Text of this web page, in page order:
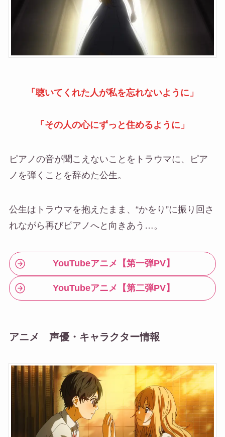
「聴いてくれた人が私を忘れないように」
「その人の心にずっと住めるように」
ピアノの音が聞こえないことをトラウマに、ピア
ノを弾くことを辞めた公生。
公生はトラウマを抱えたまま、“かをり”に振り回さ
れながら再びピアノへと向きあう…。
YouTubeアニメ【第一弾PV】
YouTubeアニメ【第二弾PV】
アニメ 声優・キャラクター情報